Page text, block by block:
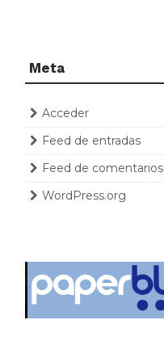
Meta
Acceder
Feed de entradas
Feed de comentarios
WordPress.org